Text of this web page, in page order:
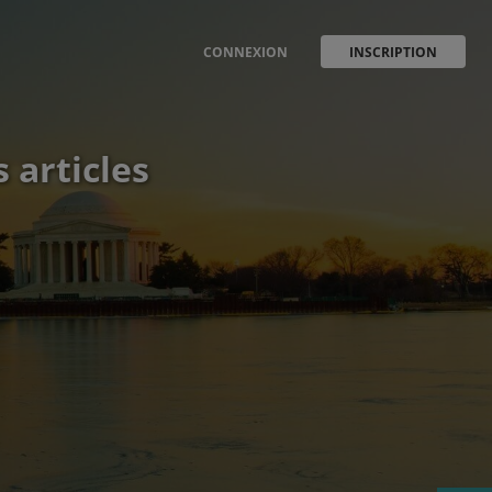
CONNEXION INSCRIPTION
articles